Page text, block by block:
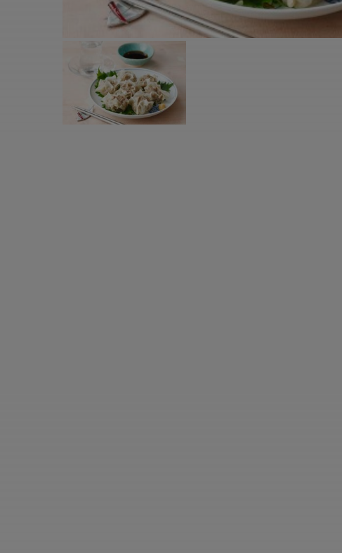
すべての圧力鍋・電気
圧力鍋
すべての圧力鍋・電気圧力鍋一覧
圧力鍋一覧
電気圧力鍋一覧